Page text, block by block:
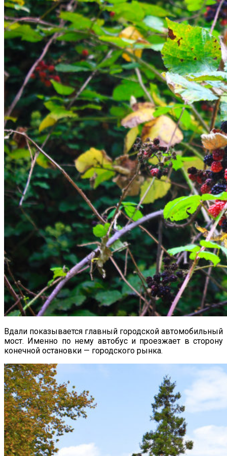
Вдали показывается главный городской автомобильный
мост. Именно по нему автобус и проезжает в сторону
конечной остановки — городского рынка.